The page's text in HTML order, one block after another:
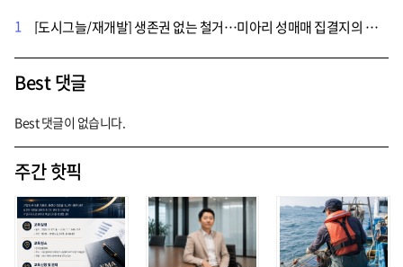
1 [도시그늘/재개발] 생존권 없는 철거…미아리 성매매 집결지의 그림자
Best 댓글
Best 댓글이 없습니다.
주간 핫픽